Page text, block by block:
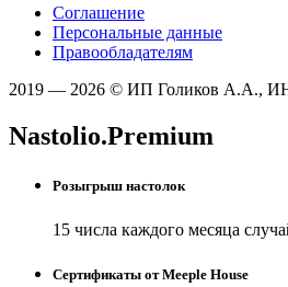
Соглашение
Персональные данные
Правообладателям
2019 — 2026 © ИП Голиков А.А.,
Nastolio.Premium
Розыгрыш настолок
15 числа каждого месяца
Сертификаты от Meeple House